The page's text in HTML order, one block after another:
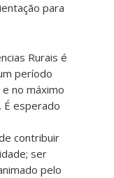
para
Rurais é
período
no máximo
É esperado
contribuir
ser
pelo